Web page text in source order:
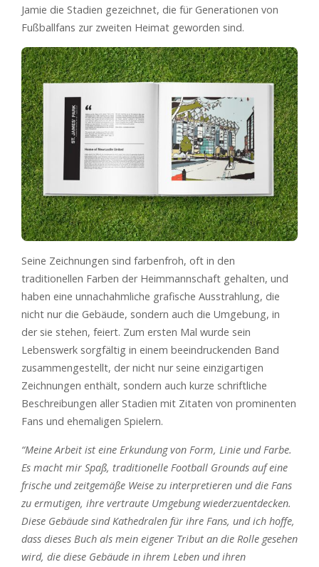
Jamie die Stadien gezeichnet, die für Generationen von
Fußballfans zur zweiten Heimat geworden sind.
Seine Zeichnungen sind farbenfroh, oft in den
traditionellen Farben der Heimmannschaft gehalten, und
haben eine unnachahmliche grafische Ausstrahlung, die
nicht nur die Gebäude, sondern auch die Umgebung, in
der sie stehen, feiert. Zum ersten Mal wurde sein
Lebenswerk sorgfältig in einem beeindruckenden Band
zusammengestellt, der nicht nur seine einzigartigen
Zeichnungen enthält, sondern auch kurze schriftliche
Beschreibungen aller Stadien mit Zitaten von prominenten
Fans und ehemaligen Spielern.
“Meine Arbeit ist eine Erkundung von Form, Linie und Farbe.
Es macht mir Spaß, traditionelle Football Grounds auf eine
frische und zeitgemäße Weise zu interpretieren und die Fans
zu ermutigen, ihre vertraute Umgebung wiederzuentdecken.
Diese Gebäude sind Kathedralen für ihre Fans, und ich hoffe,
dass dieses Buch als mein eigener Tribut an die Rolle gesehen
wird, die diese Gebäude in ihrem Leben und ihren